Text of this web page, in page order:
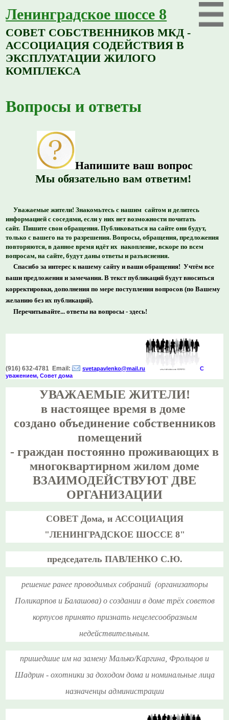
Ленинградское шоссе 8
СОВЕТ СОБСТВЕННИКОВ МКД -
АССОЦИАЦИЯ СОДЕЙСТВИЯ В
ЭКСПЛУАТАЦИИ ЖИЛОГО
КОМПЛЕКСА
Вопросы и ответы
Напишите ваш вопрос
Мы обязательно вам ответим!
Уважаемые жители! Знакомьтесь с нашим сайтом и делитесь
информацией с соседями, если у них нет возможности почитать
сайт. Пишите свои обращения. Публиковаться на сайте они будут,
только с вашего на то разрешения. Вопросы, обращения, предложения
повторяются, в данное время идёт их накопление, вскоре по всем
вопросам, на сайте, будут даны ответы и разъяснения.
Спасибо за интерес к нашему сайту и ваши обращения! Учтём все
ваши предложения и замечания. В текст публикаций будут вноситься
корректировки, дополнения по мере поступления вопросов (по Вашему
желанию без их публикаций).
Перечитывайте... ответы на вопросы - здесь!
(916) 632-4781 Email: svetapavlenko@mail.ru
С
уважением, Совет дома
УВАЖАЕМЫЕ ЖИТЕЛИ!
в настоящее время в доме
создано объединение собственников
помещений
- граждан постоянно проживающих в
многоквартирном жилом доме
ВЗАИМОДЕЙСТВУЮТ ДВЕ
ОРГАНИЗАЦИИ
СОВЕТ Дома, и АССОЦИАЦИЯ
"ЛЕНИНГРАДСКОЕ ШОССЕ 8"
председатель ПАВЛЕНКО С.Ю.
решение ранее проводимых собраний (организаторы
Поликарпов и Балашова) о создании в доме трёх советов
корпусов принято признать нецелесообразным
недействительным.
пришедшие им на замену Малько/Каргина, Фрольцов и
Шадрин - охотники за доходом дома и номинальные лица
назначенцы администрации